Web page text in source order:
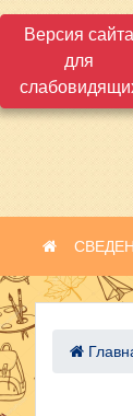
Версия сайта
для